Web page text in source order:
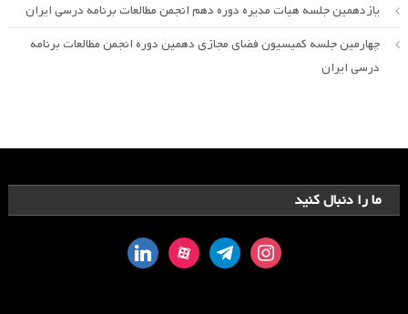
یازدهمین جلسه هیات مدیره دوره دهم انجمن مطالعات برنامه درسی ایران
چهارمین جلسه کمیسیون فضای مجازی دهمین دوره انجمن مطالعات برنامه
درسی ایران
ما را دنبال کنید
instagram
telegram
aparat
linkedin